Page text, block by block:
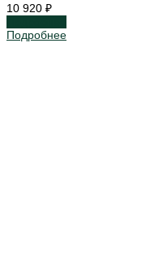
10 920 ₽
Подробнее